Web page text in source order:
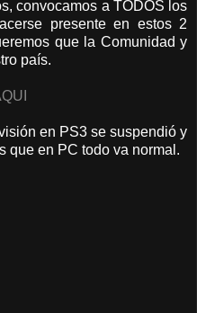
convocamos a TODOS los
presente en estos 2
que la Comunidad y
país.
en PS3 se suspendió y
que en PC todo va normal.